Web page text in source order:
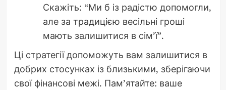
Скажіть: “Ми б із радістю допомогли,
але за традицією весільні гроші
мають залишитися в сім’ї”.
Ці стратегії допоможуть вам залишитися в
добрих стосунках із близькими, зберігаючи
свої фінансові межі. Пам’ятайте: ваше